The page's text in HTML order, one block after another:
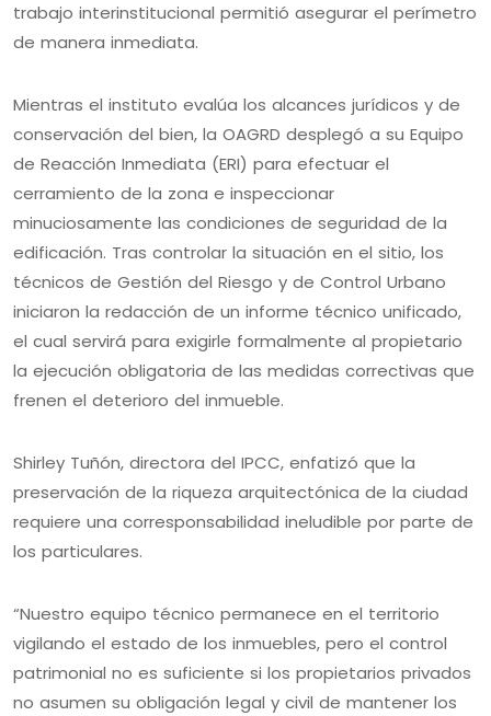
trabajo interinstitucional permitió asegurar el perímetro
de manera inmediata.
Mientras el instituto evalúa los alcances jurídicos y de
conservación del bien, la OAGRD desplegó a su Equipo
de Reacción Inmediata (ERI) para efectuar el
cerramiento de la zona e inspeccionar
minuciosamente las condiciones de seguridad de la
edificación. Tras controlar la situación en el sitio, los
técnicos de Gestión del Riesgo y de Control Urbano
iniciaron la redacción de un informe técnico unificado,
el cual servirá para exigirle formalmente al propietario
la ejecución obligatoria de las medidas correctivas que
frenen el deterioro del inmueble.
Shirley Tuñón, directora del IPCC, enfatizó que la
preservación de la riqueza arquitectónica de la ciudad
requiere una corresponsabilidad ineludible por parte de
los particulares.
“Nuestro equipo técnico permanece en el territorio
vigilando el estado de los inmuebles, pero el control
patrimonial no es suficiente si los propietarios privados
no asumen su obligación legal y civil de mantener los